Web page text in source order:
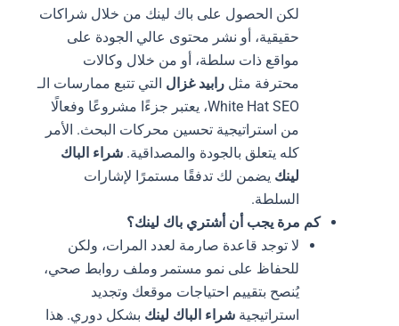
لكن الحصول على باك لينك من خلال شراكات
حقيقية، أو نشر محتوى عالي الجودة على
مواقع ذات سلطة، أو من خلال وكالات
محترفة مثل رابيد غزالالتي تتبع ممارسات الـ
White Hat SEO، يعتبر جزءًا مشروعًا وفعالًا
من استراتيجية تحسين محركات البحث. الأمر
كله يتعلق بالجودة والمصداقية.شراء الباك
لينكيضمن لك تدفقًا مستمرًا لإشارات
السلطة.
كم مرة يجب أن أشتري باك لينك؟
لا توجد قاعدة صارمة لعدد المرات، ولكن
للحفاظ على نمو مستمر وملف روابط صحي،
يُنصح بتقييم احتياجات موقعك وتجديد
استراتيجيةشراء الباك لينكبشكل دوري. هذا